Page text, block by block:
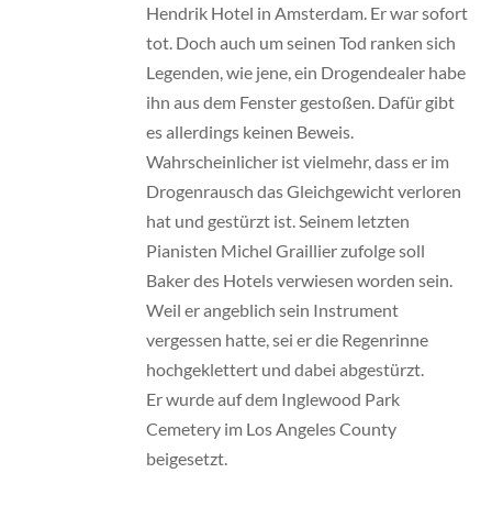
Hendrik Hotel in Amsterdam. Er war sofort
tot. Doch auch um seinen Tod ranken sich
Legenden, wie jene, ein Drogendealer habe
ihn aus dem Fenster gestoßen. Dafür gibt
es allerdings keinen Beweis.
Wahrscheinlicher ist vielmehr, dass er im
Drogenrausch das Gleichgewicht verloren
hat und gestürzt ist. Seinem letzten
Pianisten Michel Graillier zufolge soll
Baker des Hotels verwiesen worden sein.
Weil er angeblich sein Instrument
vergessen hatte, sei er die Regenrinne
hochgeklettert und dabei abgestürzt.
Er wurde auf dem Inglewood Park
Cemetery im Los Angeles County
beigesetzt.